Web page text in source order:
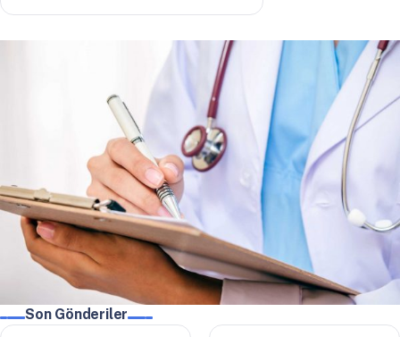
Son Gönderiler